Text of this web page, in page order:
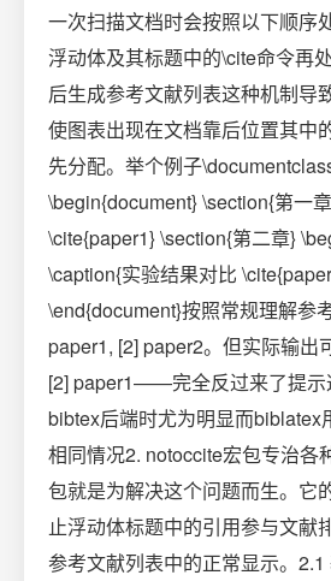
一次扫描文档时会按照以下顺序
浮动体及其标题中的\cite命令再
后生成参考文献列表这种机制导
使图表出现在文档靠后位置其中
先分配。举个例子
\begin{document} \section{第一
\cite{paper1} \section{第二章}
\caption{实验结果对比
\end{document}按照常规理解参
paper1, [2] paper2。但实际输出
[2] paper1——完全反过来了提示
bibtex后端时尤为明显而biblatex
相同情况2. notoccite宏包专治各
包就是为解决这个问题而生。它
止浮动体标题中的引用参与文献
参考文献列表中的正常显示。